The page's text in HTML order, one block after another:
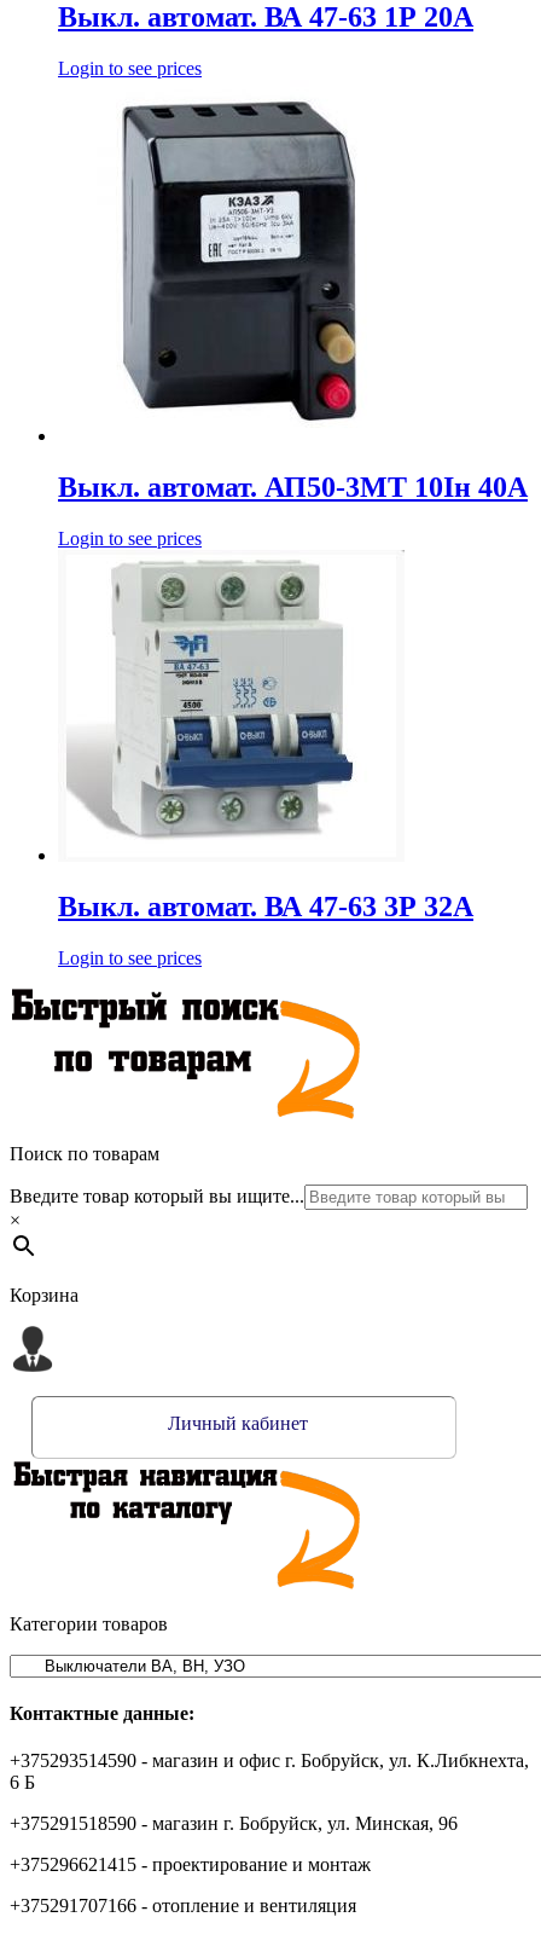
Выкл. автомат. ВА 47-63 1Р 20А
Login to see prices
Выкл. автомат. АП50-3МТ 10Iн 40А
Login to see prices
Выкл. автомат. ВА 47-63 3Р 32А
Login to see prices
Поиск по товарам
Введите товар который вы ищите...
×
Корзина
Личный кабинет
Категории товаров
Контактные данные:
+375293514590 - магазин и офис г. Бобруйск, ул. К.Либкнехта,
6 Б
+375291518590 - магазин г. Бобруйск, ул. Минская, 96
+375296621415 - проектирование и монтаж
+375291707166 - отопление и вентиляция